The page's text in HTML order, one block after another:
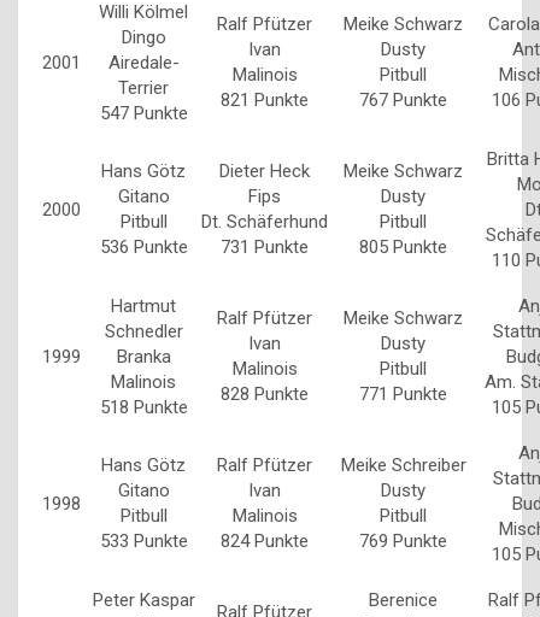
2001
Willi Kölmel
Dingo
Airedale-
Terrier
547 Punkte
Ralf Pfützer
Ivan
Malinois
821 Punkte
Meike Schwarz
Dusty
Pitbull
767 Punkte
106
2000
Hans Götz
Gitano
Pitbull
536 Punkte
Dieter Heck
Fips
Dt. Schäferhund
731 Punkte
Meike Schwarz
Dusty
Pitbull
805 Punkte
Britta
110
1999
Hartmut
Schnedler
Branka
Malinois
518 Punkte
Ralf Pfützer
Ivan
Malinois
828 Punkte
Meike Schwarz
Dusty
Pitbull
771 Punkte
Am.
105
1998
Hans Götz
Gitano
Pitbull
533 Punkte
Ralf Pfützer
Ivan
Malinois
824 Punkte
Meike Schreiber
Dusty
Pitbull
769 Punkte
105
Peter Kaspar
Ralf Pfützer
Berenice
Ralf